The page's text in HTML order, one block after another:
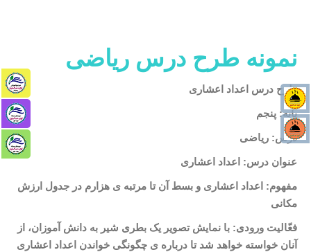
نمونه طرح درس ریاضی
طرح درس اعداد اعشاری
پایه: پنجم
درس: ریاضی
عنوان درس: اعداد اعشاری
مفهوم: اعداد اعشاری و بسط آن تا مرتبه ی هزارم در جدول ارزش
مکانی
فعّالیت ورودی: با نمایش تصویر یک بطری شیر به دانش آموزان، از
آنان خواسته خواهد شد تا درباره ی چگونگی خواندن اعداد اعشاری